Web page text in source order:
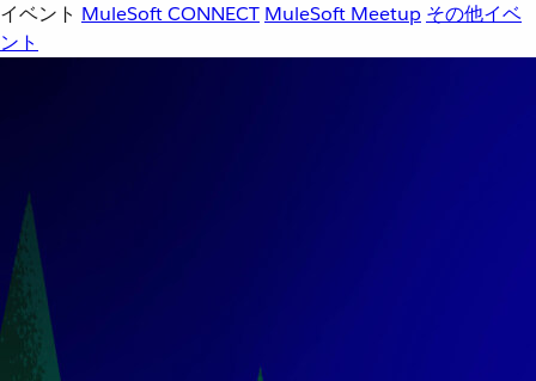
イベント MuleSoft CONNECT MuleSoft Meetup その他イベ
ント